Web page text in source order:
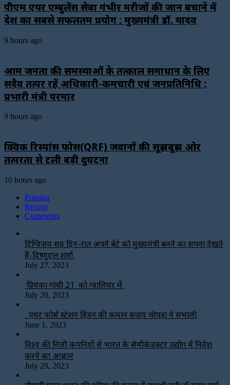
पीएम एयर एम्बुलेंस सेवा गंभीर मरीजों की जान बचाने में
देश का सबसे सफलतम प्रयोग : मुख्यमंत्री डॉ. यादव
9 hours ago
आम जनता की समस्याओं के तत्काल समाधान के लिए
सदैव तत्पर रहें अधिकारी-कर्मचारी एवं जनप्रतिनिधि :
प्रभारी मंत्री परमार
9 hours ago
क्विक रिस्पांस फोर्स(QRF) जवानों की सूझबूझ ओर
तत्परता से टली बड़ी दुर्घटना
10 hours ago
Popular
Recent
Comments
दिग्विजय सिंह दिन-रात अपने बेटे को मुख्यमंत्री बनने का सपना देखते
हैं-विष्णुदत्त शर्मा
July 27, 2023
प्रियंका गांधी 21 को ग्वालियर में
July 20, 2023
एयर फोर्स स्टेशन हिंडन की कमान संजय चोपड़ा ने संभाली
June 1, 2023
विश्‍व की निजी कंपनियों से भारत के सेमीकंडक्टर उद्योग में निवेश
करने का आह्वान
July 29, 2023